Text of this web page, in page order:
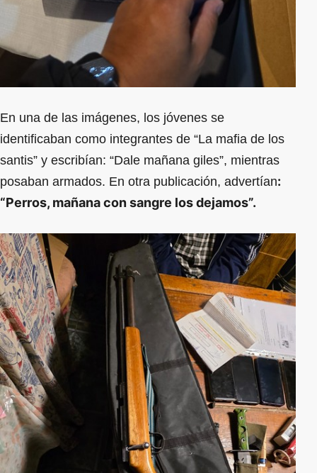
En una de las imágenes, los jóvenes se
identificaban como integrantes de “La mafia de los
santis” y escribían: “Dale mañana giles”, mientras
posaban armados. En otra publicación, advertían:
“Perros, mañana con sangre los dejamos”.